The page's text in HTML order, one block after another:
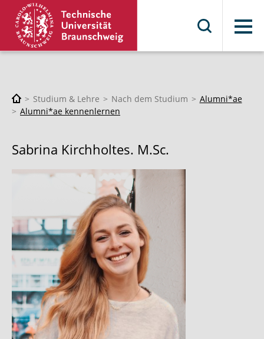
Menü
Studium & Lehre Nach dem Studium
Alumni*ae
Alumni*ae kennenlernen
Sabrina Kirchholtes. M.Sc.